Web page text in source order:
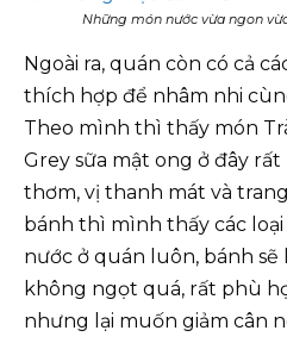
Những món nước vừa ngon
Ngoài ra, quán còn có cả
thích hợp để nhâm nhi
Theo mình thì thấy món
Grey sữa mật ong ở đây
thơm, vị thanh mát và
bánh thì mình thấy các
nước ở quán luôn, bánh sẽ
không ngọt quá, rất phù
nhưng lại muốn giảm cân